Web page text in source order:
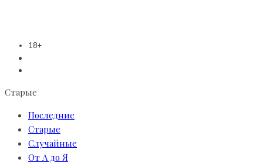
18+
Старые
Последние
Старые
Случайные
От А до Я